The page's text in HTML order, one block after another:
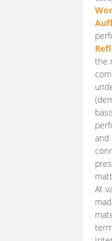
the
and
At